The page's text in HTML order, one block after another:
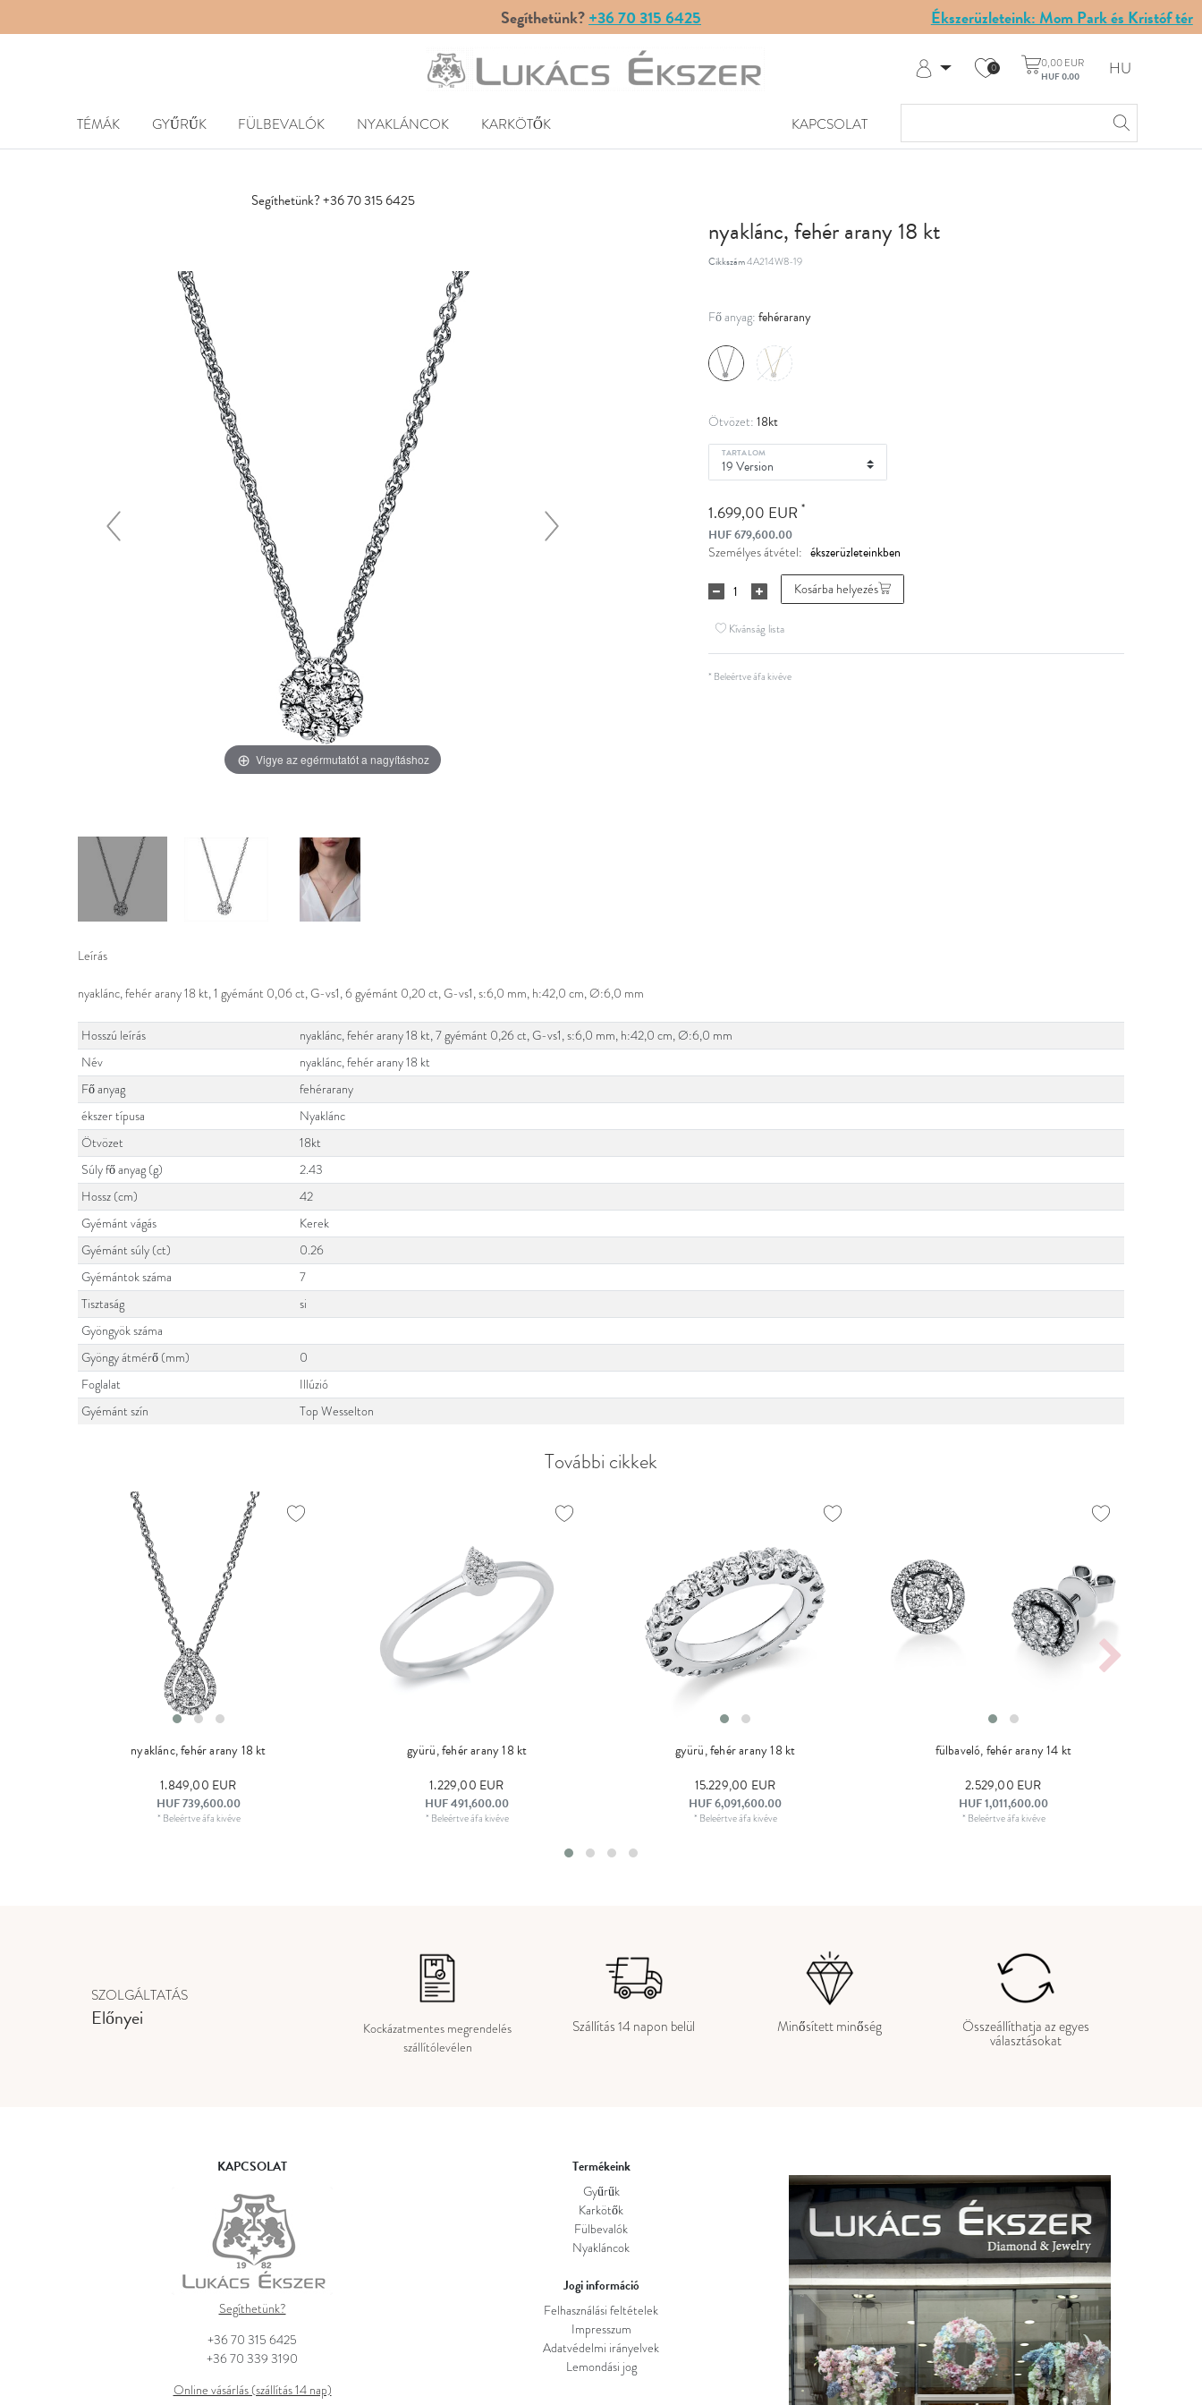
Segíthetünk?+36 70 315 6425 Ékszerüzleteink: Mom Park és Kristóf tér
A fiókom
0 0,00 EUR
HUF 0.00 HU
TÉMÁK GYŰRŰK FÜLBEVALÓK NYAKLÁNCOK KARKÖTŐK KAPCSOLAT
Segíthetünk? +36 70 315 6425
Vigye az egérmutatót a nagyításhoz
nyaklánc, fehér arany 18 kt
Cikkszám4A214W8-19
Fő anyag: fehérarany
Ötvözet: 18kt
TARTALOM
1.699,00 EUR *
HUF 679,600.00
Személyes átvétel:
Kosárba helyezés
Kívánság lista
* Beleértve áfa kivéve
Leírás
nyaklánc, fehér arany 18 kt, 1 gyémánt 0,06 ct, G-vs1, 6 gyémánt 0,20 ct, G-vs1, s:6,0 mm, h:42,0 cm, Ø:6,0 mm
Hosszú leírás
nyaklánc, fehér arany 18 kt, 7 gyémánt 0,26 ct, G-vs1, s:6,0 mm, h:42,0 cm, Ø:6,0 mm
Név
nyaklánc, fehér arany 18 kt
Fő anyag
fehérarany
ékszer típusa
Nyaklánc
Ötvözet
18kt
Súly fő anyag (g)
2.43
Hossz (cm)
42
Gyémánt vágás
Kerek
Gyémánt súly (ct)
0.26
Gyémántok száma
7
Tisztaság
si
Gyöngyök száma
Gyöngy átmérő (mm)
0
Foglalat
Illúzió
Gyémánt szín
Top Wesselton
További cikkek
nyaklánc, fehér arany 18 kt
1.849,00 EUR
HUF 739,600.00
* Beleértve áfa kivéve
gyürü, fehér arany 18 kt
1.229,00 EUR
HUF 491,600.00
* Beleértve áfa kivéve
gyürü, fehér arany 18 kt
15.229,00 EUR
HUF 6,091,600.00
* Beleértve áfa kivéve
fülbaveló, fehér arany 14 kt
2.529,00 EUR
HUF 1,011,600.00
* Beleértve áfa kivéve
SZOLGÁLTATÁS
Előnyei
Kockázatmentes megrendelés
szállítólevélen
Szállítás 14 napon belül Minősített minőség Összeállíthatja az egyes
választásokat
KAPCSOLAT
Segíthetünk?
+36 70 315 6425
+36 70 339 3190
Online vásárlás (szállítás 14 nap)
Termékeink
Gyűrűk
Karkötők
Fülbevalók
Nyakláncok
Jogi információ
Felhasználási feltételek
Impresszum
Adatvédelmi irányelvek
Lemondási jog